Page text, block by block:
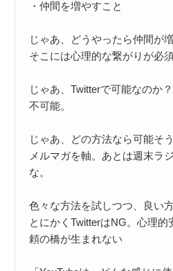
・仲間を増やすこと
じゃあ、どうやったら仲間が
そこには心理的な繋がりが必
じゃあ、Twitterで可能なのか？
不可能。
じゃあ、どの方法なら可能そ
メルマガを軸。あとは週末ラ
な。
色々な方法を試しつつ、良い
とにかくTwitterはNG。心理
頼の橋が生まれない